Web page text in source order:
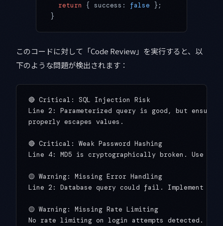
  return
{ success: false };
}
このコードに対して「Code Review」を実行すると、以
下のような問題が検出されます：
🔴 Critical: SQL Injection Risk
Line 2: Parameterized query is good, but ensure
properly escapes values.
🔴 Critical: Weak Password Hashing
Line 4: MD5 is cryptographically broken. Use
🟡 Warning: Missing Error Handling
Line 2: Database query could fail. Implement
🟡 Warning: Missing Rate Limiting
No rate limiting on login attempts detected.